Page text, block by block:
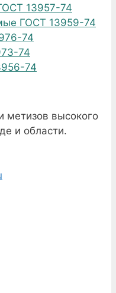
13957-74
ГОСТ 13959-74
74
74
74
метизов высокого
и области.